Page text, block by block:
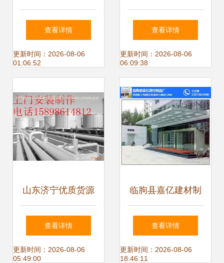
建筑 立面刚柔融合
的建筑美学
查看详情
更新时间：2026-08-06
01:06:52
的静谧革新者
查看详情
更新时间：2026-08-06
06:09:38
山东济宁优质货源
| 兖州恒新钢结构
厂热卖促销中！价
查看详情
更新时间：2026-08-06
05:49:00
临朐县嘉亿建材制
品厂 精细工艺铸就
家具金属配件新标
查看详情
更新时间：2026-08-06
18:46:11